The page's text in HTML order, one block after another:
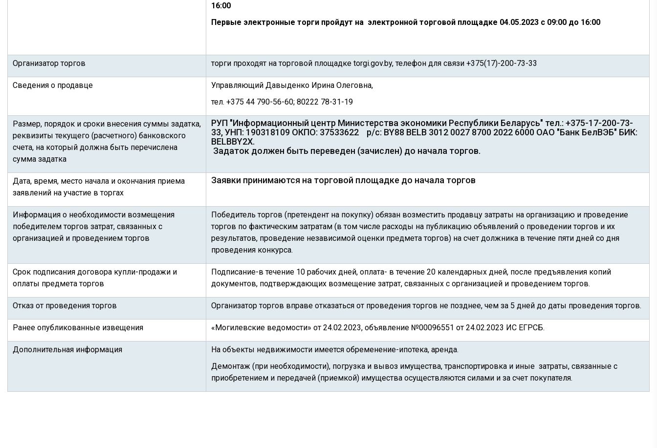
16:00
Первые электронные торги пройдут на электронной торговой площадке 04.05.2023 с 09:00 до 16:00
Организатор торгов торги проходят на торговой площадке torgi.gov.by, телефон для связи +375(17)-200-73-33
Сведения о продавце
Управляющий Давыденко Ирина Олеговна,
тел. +375 44 790-56-60; 80222 78-31-19
Размер, порядок и сроки внесения суммы задатка,
реквизиты текущего (расчетного) банковского
счета, на который должна быть перечислена
сумма задатка
РУП "Информационный центр Министерства экономики Республики Беларусь" тел.: +375-17-200-73-
33, УНП: 190318109 ОКПО: 37533622 р/c: BY88 BELB 3012 0027 8700 2022 6000 ОАО "Банк БелВЭБ" БИК:
BELBBY2X.
Задаток должен быть переведен (зачислен) до начала торгов.
Дата, время, место начала и окончания приема
заявлений на участие в торгах
Заявки принимаются на торговой площадке до начала торгов
Информация о необходимости возмещения
победителем торгов затрат, связанных с
организацией и проведением торгов
Победитель торгов (претендент на покупку) обязан возместить продавцу затраты на организацию и проведение
торгов по фактическим затратам (в том числе расходы на публикацию объявлений о проведении торгов и их
результатов, проведение независимой оценки предмета торгов) на счет должника в течение пяти дней со дня
проведения конкурса.
Срок подписания договора купли-продажи и
оплаты предмета торгов
Подписание-в течение 10 рабочих дней, оплата- в течение 20 календарных дней, после предъявления копий
документов, подтверждающих возмещение затрат, связанных с организацией и проведением торгов.
Отказ от проведения торгов Организатор торгов вправе отказаться от проведения торгов не позднее, чем за 5 дней до даты проведения торгов.
Ранее опубликованные извещения «Могилевские ведомости» от 24.02.2023, объявление №00096551 от 24.02.2023 ИС ЕГРСБ.
Дополнительная информация
На объекты недвижимости имеется обременение-ипотека, аренда.
Демонтаж (при необходимости), погрузка и вывоз имущества, транспортировка и иные затраты, связанные с
приобретением и передачей (приемкой) имущества осуществляются силами и за счет покупателя.